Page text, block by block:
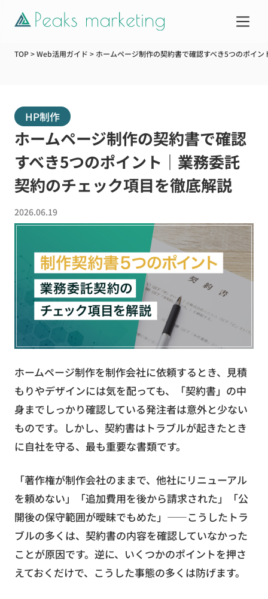
制作実績
企業情報
お知らせ
お役立ち資料
無料お見積もり お問い合わせ
TOP>Web活用ガイド > ホームページ制作の契約書で確認すべき5つのポイ
HP制作
ホームページ制作の契約書で確認
すべき5つのポイント｜業務委託
契約のチェック項目を徹底解説
2026.06.19
ホームページ制作を制作会社に依頼するとき、見積
もりやデザインには気を配っても、「契約書」の中
身までしっかり確認している発注者は意外と少ない
ものです。しかし、契約書はトラブルが起きたとき
に自社を守る、最も重要な書類です。
「著作権が制作会社のままで、他社にリニューアル
を頼めない」「追加費用を後から請求された」「公
開後の保守範囲が曖昧でもめた」——こうしたトラ
ブルの多くは、契約書の内容を確認していなかった
ことが原因です。逆に、いくつかのポイントを押さ
えておくだけで、こうした事態の多くは防げます。